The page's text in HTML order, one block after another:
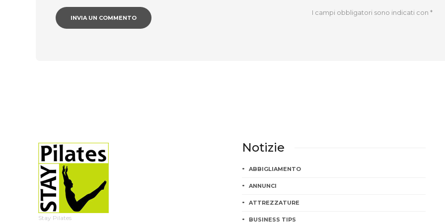
I campi obbligatori sono indicati con*
Stay Pilates
Notizie
ABBIGLIAMENTO
ANNUNCI
ATTREZZATURE
BUSINESS TIPS